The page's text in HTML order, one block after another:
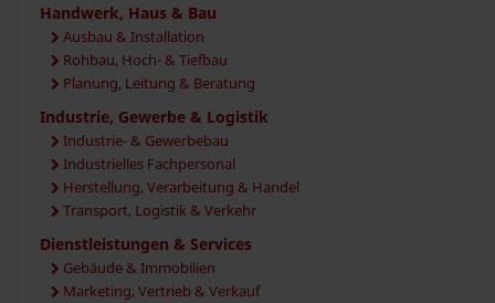
Handwerk, Haus & Bau
Ausbau & Installation
Rohbau, Hoch- & Tiefbau
Planung, Leitung & Beratung
Industrie, Gewerbe & Logistik
Industrie- & Gewerbebau
Industrielles Fachpersonal
Herstellung, Verarbeitung & Handel
Transport, Logistik & Verkehr
Dienstleistungen & Services
Gebäude & Immobilien
Marketing, Vertrieb & Verkauf